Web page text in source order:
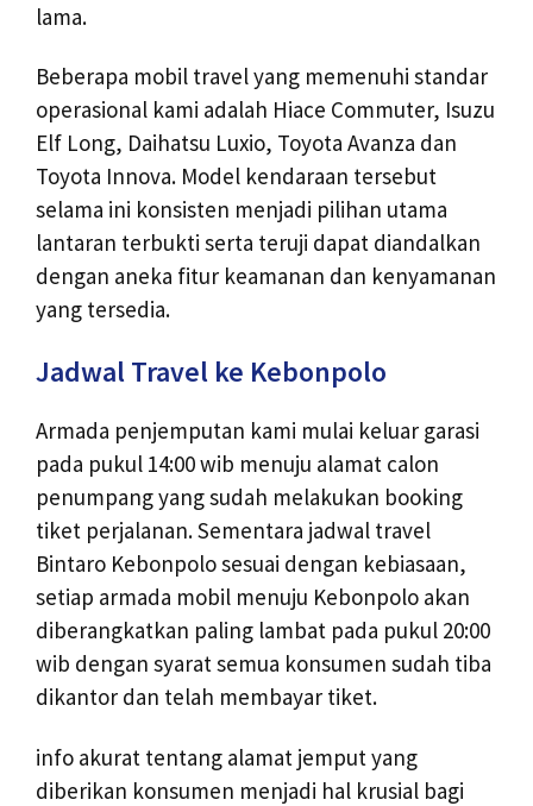
lama.
Beberapa mobil travel yang memenuhi standar
operasional kami adalah Hiace Commuter, Isuzu
Elf Long, Daihatsu Luxio, Toyota Avanza dan
Toyota Innova. Model kendaraan tersebut
selama ini konsisten menjadi pilihan utama
lantaran terbukti serta teruji dapat diandalkan
dengan aneka fitur keamanan dan kenyamanan
yang tersedia.
Jadwal Travel ke Kebonpolo
Armada penjemputan kami mulai keluar garasi
pada pukul 14:00 wib menuju alamat calon
penumpang yang sudah melakukan booking
tiket perjalanan. Sementara jadwal travel
Bintaro Kebonpolo sesuai dengan kebiasaan,
setiap armada mobil menuju Kebonpolo akan
diberangkatkan paling lambat pada pukul 20:00
wib dengan syarat semua konsumen sudah tiba
dikantor dan telah membayar tiket.
info akurat tentang alamat jemput yang
diberikan konsumen menjadi hal krusial bagi